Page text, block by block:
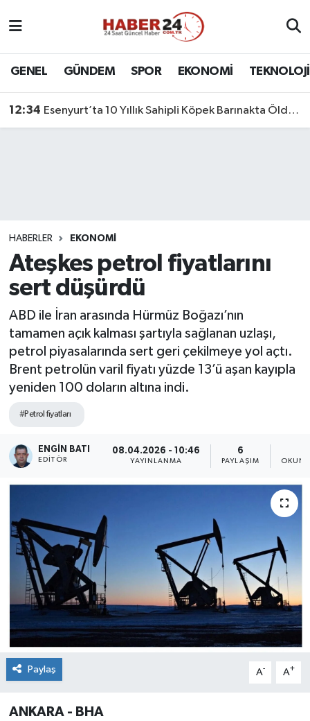
GENEL GÜNDEM SPOR EKONOMİ TEKNOLOJİ
12:34 Esenyurt’ta 10 Yıllık Sahipli Köpek Barınakta Öldü: Aileden Otopsi ve Soruşturma Talebi
HABERLER EKONOMİ
Ateşkes petrol fiyatlarını
sert düşürdü
ABD ile İran arasında Hürmüz Boğazı’nın
tamamen açık kalması şartıyla sağlanan uzlaşı,
petrol piyasalarında sert geri çekilmeye yol açtı.
Brent petrolün varil fiyatı yüzde 13’ü aşan kayıpla
yeniden 100 doların altına indi.
#Petrol fiyatları
ENGIN BATI
EDITÖR
08.04.2026 - 10:46
YAYINLANMA
6
PAYLAŞIM
Paylaş A- A+
ANKARA - BHA
Nöbetçi Eczaneler
Son Dakika Haberleri
Haber Arşivi